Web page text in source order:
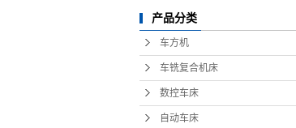
产品分类
车方机
车铣复合机床
数控车床
自动车床